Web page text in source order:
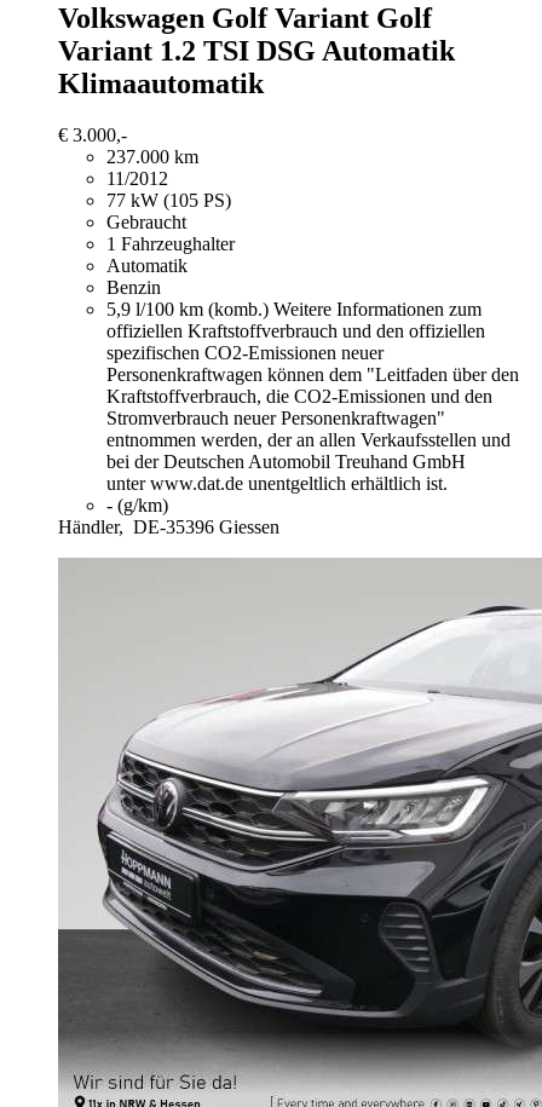
Volkswagen Golf Variant Golf
Variant 1.2 TSI DSG Automatik
Klimaautomatik
€ 3.000,-
237.000 km
11/2012
77 kW (105 PS)
Gebraucht
1 Fahrzeughalter
Automatik
Benzin
5,9 l/100 km (komb.) Weitere Informationen zum
offiziellen Kraftstoffverbrauch und den offiziellen
spezifischen CO2-Emissionen neuer
Personenkraftwagen können dem "Leitfaden über den
Kraftstoffverbrauch, die CO2-Emissionen und den
Stromverbrauch neuer Personenkraftwagen"
entnommen werden, der an allen Verkaufsstellen und
bei der Deutschen Automobil Treuhand GmbH
unter www.dat.de unentgeltlich erhältlich ist.
- (g/km)
Händler, DE-35396 Giessen